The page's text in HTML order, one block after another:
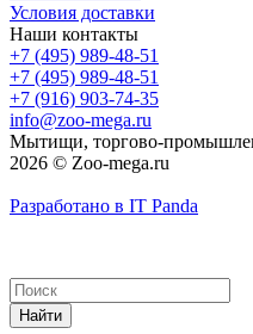
Условия доставки
Наши контакты
+7 (495) 989-48-51
+7 (495) 989-48-51
+7 (916) 903-74-35
info@zoo-mega.ru
Мытищи, торгово-
2026 © Zoo-mega.ru
Разработано в IT Panda
Найти